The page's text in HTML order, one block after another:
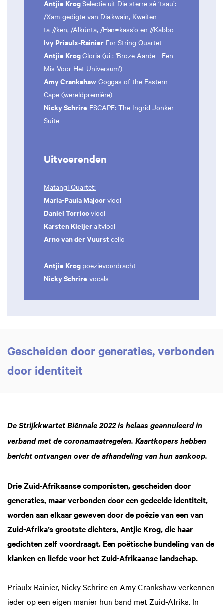
Antjie KrogSelectie uit Die sterre sê ‘tsau’:
/Xam-gedigte van Diä!kwain, Kweiten-
ta-//ken, /A!kúnta, /Han≠kass’o en //Kabbo
Ivy Priaulx-Rainier For String Quartet
Antjie KrogGloria (uit: 'Broze Aarde - Een
Mis Voor Het Universum')
Amy Crankshaw Goggas of the Eastern
Cape (wereldpremière)
Nicky Schrire ESCAPE: The Ingrid Jonker
Suite
Uitvoerenden
Matangi Quartet:
Maria-Paula Majoorviool
Daniel Torricoviool
Karsten Kleijeraltviool
Arno van der Vuurst cello
Antjie Krog poëzievoordracht
Nicky Schrire vocals
Gescheiden door generaties, verbonden
door identiteit
De Strijkkwartet Biënnale 2022 is helaas geannuleerd in
verband met de coronamaatregelen. Kaartkopers hebben
bericht ontvangen over de afhandeling van hun aankoop.
Drie Zuid-Afrikaanse componisten, gescheiden door
generaties, maar verbonden door een gedeelde identiteit,
worden aan elkaar geweven door de poëzie van een van
Zuid-Afrika’s grootste dichters, Antjie Krog, die haar
gedichten zelf voordraagt. Een poëtische bundeling van de
klanken en liefde voor het Zuid-Afrikaanse landschap.
Priaulx Rainier, Nicky Schrire en Amy Crankshaw verkennen
ieder op een eigen manier hun band met Zuid-Afrika. In
Inzoomen